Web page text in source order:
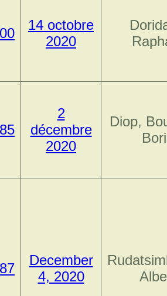
14 octobre
2020
2
décembre
2020
Diop,
December
4, 2020